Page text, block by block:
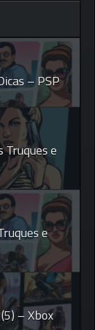
– PSP
Truques e
e
– Xbox